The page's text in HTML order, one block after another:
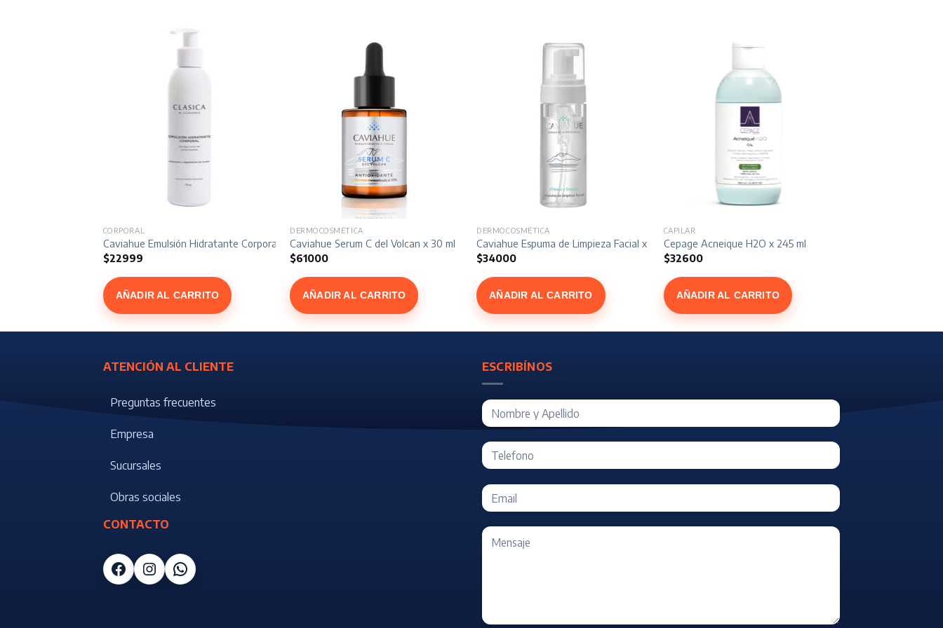
CORPORAL
Caviahue Emulsión Hidratante Corporal x 175 gr
$22999
AÑADIR AL CARRITO
DERMOCOSMÉTICA
Caviahue Serum C del Volcan x 30 ml
$61000
AÑADIR AL CARRITO
DERMOCOSMÉTICA
Caviahue Espuma de Limpieza Facial x 150 ml
$34000
AÑADIR AL CARRITO
CAPILAR
Cepage Acneique H2O x 245 ml
$32600
AÑADIR AL CARRITO
ATENCIÓN AL CLIENTE
Preguntas frecuentes
Empresa
Sucursales
Obras sociales
CONTACTO
Facebook
Instagram
WhatsApp
ESCRIBÍNOS